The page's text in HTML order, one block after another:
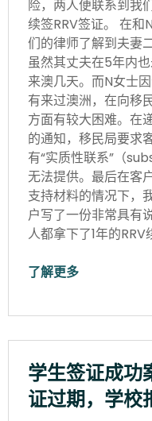
险，两人便联系到我
续签RRV签证。 在
们的律师了解到夫妻
虽然其丈夫在5年内
来澳几天。而N女士
有来过澳洲，在向移
方面有较大困难。在
的通知，移民局要求
有“实质性联系”（
无法提供。最后在客
支持材料的情况下，
户写了一份非常具有
人都拿下了1年的RRV
了解更多
学生签证成功
证过期，学校